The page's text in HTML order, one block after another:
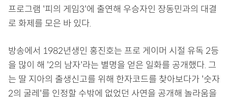
프로그램 '피의 게임3'에 출연해 우승자인 장동민과의 대결
로 화제를 모은 바 있다.
방송에서 1982년생인 홍진호는 프로 게이머 시절 유독 2등
을 많이 해 '2의 남자'라는 별명을 얻은 일화를 공개했다. 그
는 딸 지아의 출생신고를 위해 한자코드를 찾아보다가 '숫자
2의 굴레'를 인정할 수밖에 없었던 사연을 공개해 놀라움을